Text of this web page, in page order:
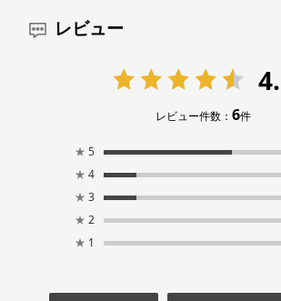
レビュー
レビュー件数：6件
★ 5
★ 4
★ 3
★ 2
★ 1